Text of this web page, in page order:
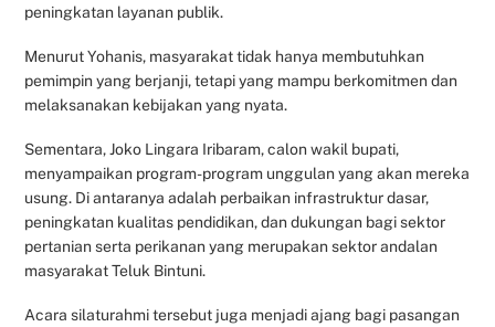
peningkatan layanan publik.
Menurut Yohanis, masyarakat tidak hanya membutuhkan
pemimpin yang berjanji, tetapi yang mampu berkomitmen dan
melaksanakan kebijakan yang nyata.
Sementara, Joko Lingara Iribaram, calon wakil bupati,
menyampaikan program-program unggulan yang akan mereka
usung. Di antaranya adalah perbaikan infrastruktur dasar,
peningkatan kualitas pendidikan, dan dukungan bagi sektor
pertanian serta perikanan yang merupakan sektor andalan
masyarakat Teluk Bintuni.
Acara silaturahmi tersebut juga menjadi ajang bagi pasangan